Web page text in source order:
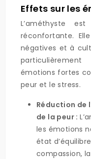
Effets sur les
L’améthyste
réconfortante.
négatives et à
émotions fortes
peur et le stress.
Réduction de
de la peur :
les émotions
état
compassion,